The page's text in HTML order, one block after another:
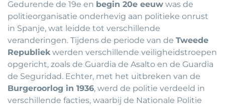
Gedurende de 19e en begin 20e eeuw was de
politieorganisatie onderhevig aan politieke onrust
in Spanje, wat leidde tot verschillende
veranderingen. Tijdens de periode van de Tweede
Republiekwerden verschillende veiligheidstroepen
opgericht, zoals de Guardia de Asalto en de Guardia
de Seguridad. Echter, met het uitbreken van de
Burgeroorlog in 1936, werd de politie verdeeld in
verschillende facties, waarbij de Nationale Politie